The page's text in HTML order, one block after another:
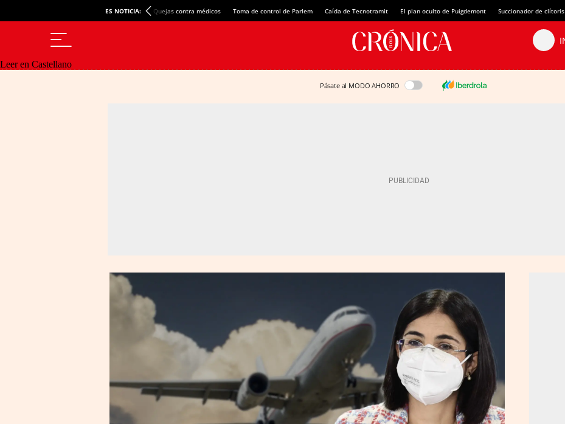
ES NOTICIA: Quejas contra médicos Toma de control de Parlem Caída de Tecnotramit El plan oculto de Puigdemont Succionador de clítoris
Leer en Castellano
Pásate al MODO AHORRO